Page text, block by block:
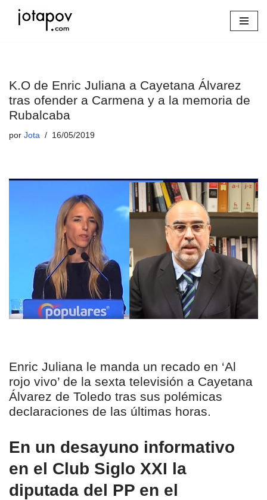
K.O de Enric Juliana a Cayetana Álvarez
tras ofender a Carmena y a la memoria de
Rubalcaba
por Jota 16/05/2019
Enric Juliana le manda un recado en ‘Al
rojo vivo’ de la sexta televisión a Cayetana
Álvarez de Toledo tras sus polémicas
declaraciones de las últimas horas.
En un desayuno informativo
en el Club Siglo XXI la
diputada del PP en el